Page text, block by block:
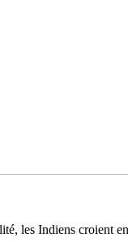
les Indiens croient